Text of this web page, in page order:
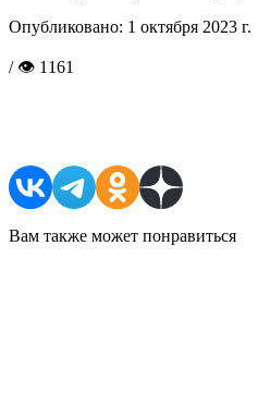
Опубликовано: 1 октября 2023 г.
/ 👁 1161
Вам также может понравиться